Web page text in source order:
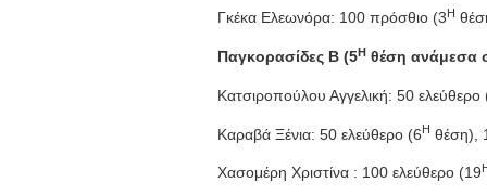
Γκέκα Ελεωνόρα: 100 πρόσθιο (3Η
Παγκορασίδες Β (5Η θέση ανάμεσα
Κατσιροπούλου Αγγελική: 50 ελεύθερο
Καραβά Ξένια: 50 ελεύθερο (6 Η θέση),
Χασομέρη Χριστίνα : 100 ελεύθερο (19